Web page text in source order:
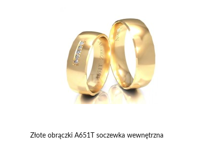
Złote obrączki A651T soczewka wewnętrzna